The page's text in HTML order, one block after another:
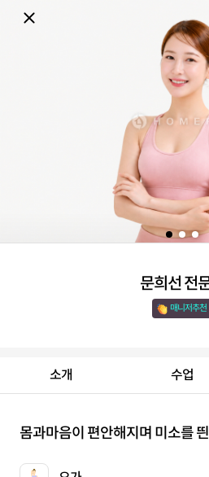
소개 수업
몸과마음이 편안해지며 미소를
문희선 전
매니저추천